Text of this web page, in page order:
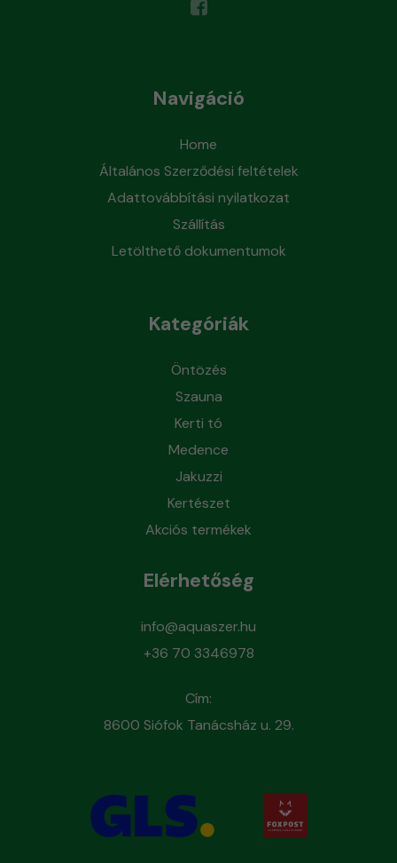
Navigáció
Home
Általános Szerződési feltételek
Adattovábbítási nyilatkozat
Szállítás
Letölthető dokumentumok
Kategóriák
Öntözés
Szauna
Kerti tó
Medence
Jakuzzi
Kertészet
Akciós termékek
Elérhetőség
info@aquaszer.hu
+36 70 3346978
Cím:
8600 Siófok Tanácsház u. 29.